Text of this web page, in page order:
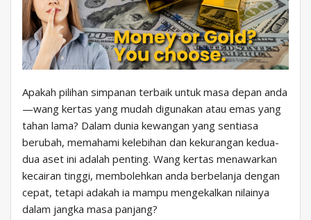
Apakah pilihan simpanan terbaik untuk masa depan anda
—wang kertas yang mudah digunakan atau emas yang
tahan lama? Dalam dunia kewangan yang sentiasa
berubah, memahami kelebihan dan kekurangan kedua-
dua aset ini adalah penting. Wang kertas menawarkan
kecairan tinggi, membolehkan anda berbelanja dengan
cepat, tetapi adakah ia mampu mengekalkan nilainya
dalam jangka masa panjang?